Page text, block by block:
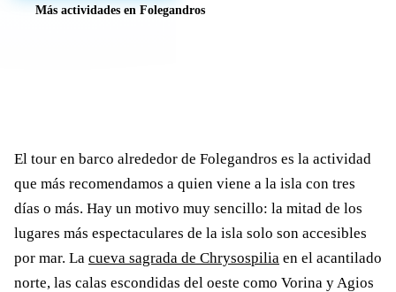
Más actividades en Folegandros
El tour en barco alrededor de Folegandros es la actividad
que más recomendamos a quien viene a la isla con tres
días o más. Hay un motivo muy sencillo: la mitad de los
lugares más espectaculares de la isla solo son accesibles
por mar. La cueva sagrada de Chrysospilia en el acantilado
norte, las calas escondidas del oeste como Vorina y Agios